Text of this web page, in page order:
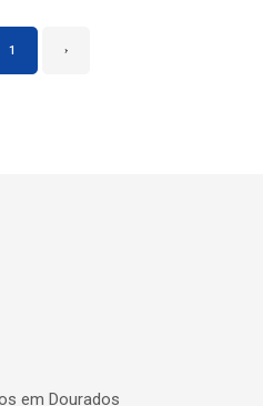
1 ›
em Dourados